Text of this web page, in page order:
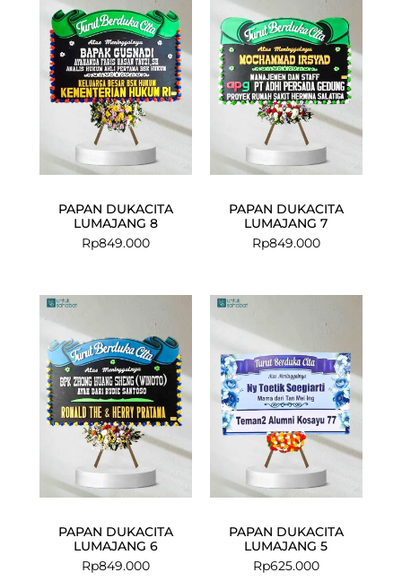
PAPAN DUKACITA
LUMAJANG 8
Rp849.000
PAPAN DUKACITA
LUMAJANG 7
Rp849.000
PAPAN DUKACITA
LUMAJANG 6
Rp849.000
PAPAN DUKACITA
LUMAJANG 5
Rp625.000